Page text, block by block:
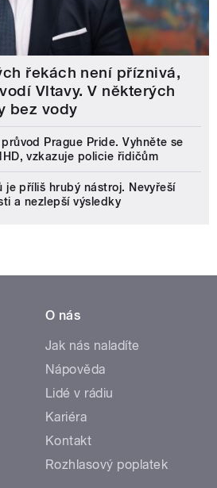
řekách není příznivá,
Vltavy. V některých
bez vody
Prague Pride. Vyhněte se
vzkazuje policie řidičům
je příliš hrubý nástroj. Nevyřeší
a nezlepší výsledky
O nás
Jak nás naladíte
Nápověda
Lidé v rádiu
Kariéra
Kontakt
Rozhlasový poplatek